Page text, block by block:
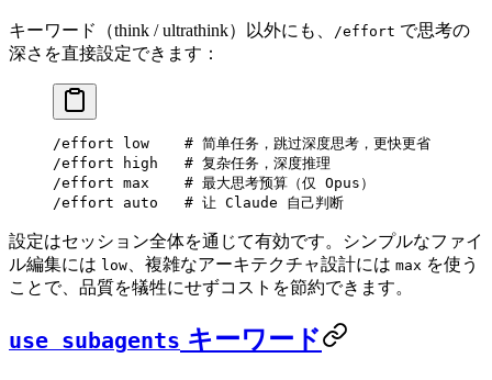
キーワード（think / ultrathink）以外にも、 /effort で思考の
深さを直接設定できます：
/effort low    # 简单任务，跳过深度思考，更快更省
/effort high   # 复杂任务，深度推理
/effort max    # 最大思考预算（仅 Opus）
/effort auto   # 让 Claude 自己判断
設定はセッション全体を通じて有効です。シンプルなファイ
ル編集には low、複雑なアーキテクチャ設計には max を使う
ことで、品質を犠牲にせずコストを節約できます。
use subagents キーワード